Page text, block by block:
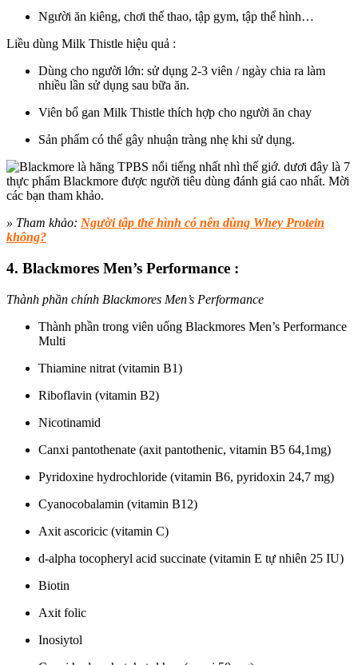
Người ăn kiêng, chơi thể thao, tập gym, tập thể hình…
Liều dùng Milk Thistle hiệu quả :
Dùng cho người lớn: sử dụng 2-3 viên / ngày chia ra làm
nhiều lần sử dụng sau bữa ăn.
Viên bổ gan Milk Thistle thích hợp cho người ăn chay
Sản phẩm có thể gây nhuận tràng nhẹ khi sử dụng.
» Tham khảo: Người tập thể hình có nên dùng Whey Protein
không?
4. Blackmores Men’s Performance :
Thành phần chính Blackmores Men’s Performance
Thành phần trong viên uống Blackmores Men’s Performance
Multi
Thiamine nitrat (vitamin B1)
Riboflavin (vitamin B2)
Nicotinamid
Canxi pantothenate (axit pantothenic, vitamin B5 64,1mg)
Pyridoxine hydrochloride (vitamin B6, pyridoxin 24,7 mg)
Cyanocobalamin (vitamin B12)
Axit ascoricic (vitamin C)
d-alpha tocopheryl acid succinate (vitamin E tự nhiên 25 IU)
Biotin
Axit folic
Inosiytol